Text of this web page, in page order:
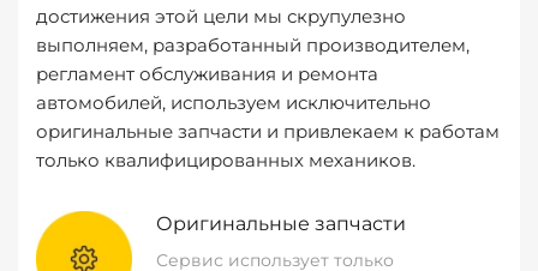
достижения этой цели мы скрупулезно
выполняем, разработанный производителем,
регламент обслуживания и ремонта
автомобилей, используем исключительно
оригинальные запчасти и привлекаем к работам
только квалифицированных механиков.
Оригинальные запчасти
Сервис использует только